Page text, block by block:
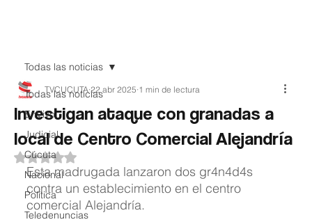
Todas las noticias
EnVivo
Judicial
Cúcuta
Nacional
Política
Teledenuncias
Todas las noticias
Investigan ataque con granadas a
local de Centro Comercial Alejandría
TVCUCUTA 22 abr 2025 1 min de lectura
Obtuvo NaN de 5 estrellas.
Esta madrugada lanzaron dos gr4n4d4s
contra un establecimiento en el centro
comercial Alejandría.